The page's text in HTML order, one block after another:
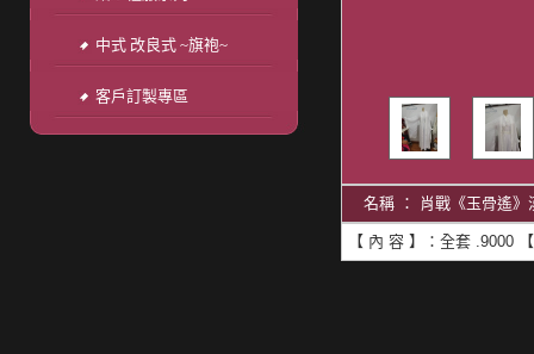
中式 改良式 ~旗袍~
客戶訂製專區
名稱 ： 肖戰《玉骨遙》
【 內 容 】：全套 .9000